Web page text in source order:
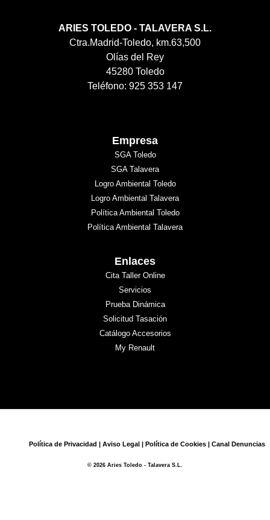
ARIES TOLEDO - TALAVERA S.L.
Ctra.Madrid-Toledo, km.63,500
Olías del Rey
45280 Toledo
Teléfono: 925 353 147
Empresa
SGA Toledo
SGA Talavera
Logro Ambiental Toledo
Logro Ambiental Talavera
Política Ambiental Toledo
Política Ambiental Talavera
Enlaces
Cita Taller Online
Servicios
Prueba Dinámica
Solicitud Tasación
Catálogo Accesorios
My Renault
Política de Privacidad | Aviso Legal | Política de Cookies | Canal Denuncias
© 2026 Aries Toledo - Talavera S.L.